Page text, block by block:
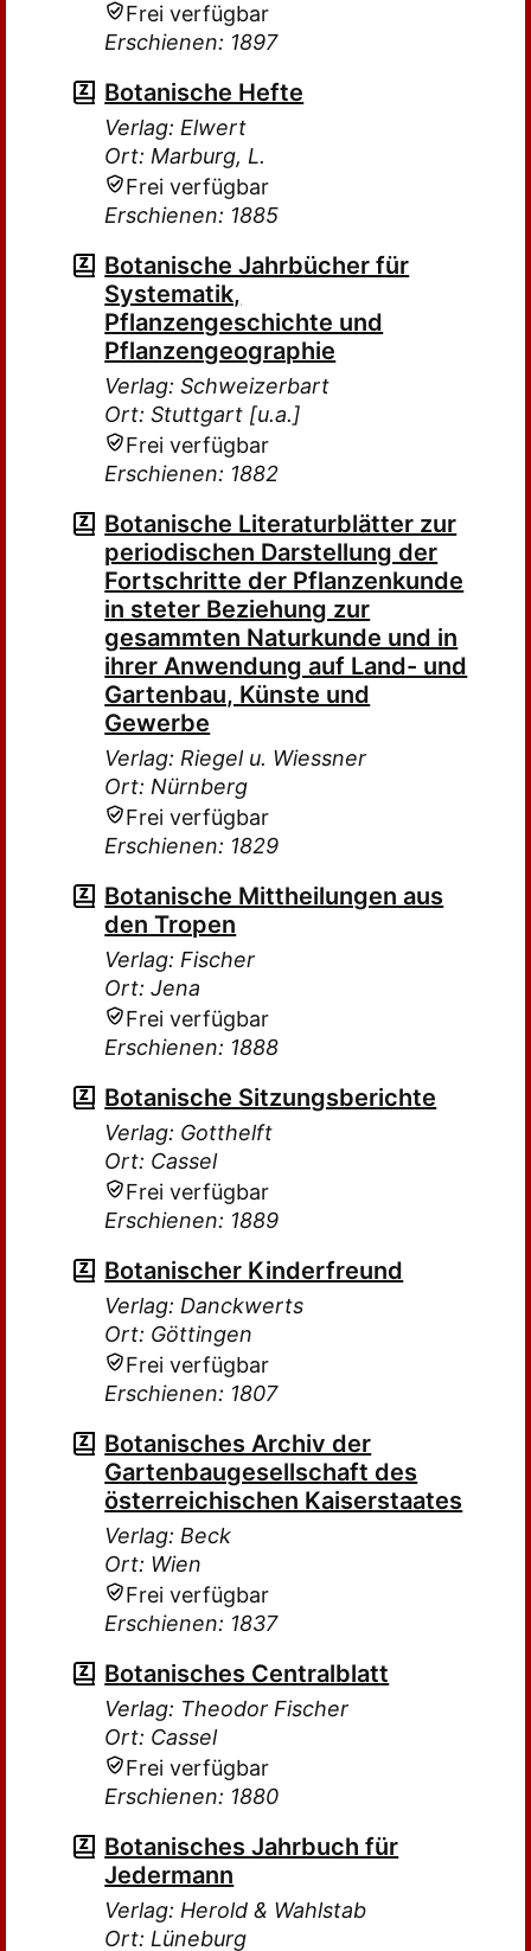
Frei verfügbar
Erschienen: 1897
Botanische Hefte
Verlag: Elwert
Ort: Marburg, L.
Frei verfügbar
Erschienen: 1885
Botanische Jahrbücher für
Systematik,
Pflanzengeschichte und
Pflanzengeographie
Verlag: Schweizerbart
Ort: Stuttgart [u.a.]
Frei verfügbar
Erschienen: 1882
Botanische Literaturblätter zur
periodischen Darstellung der
Fortschritte der Pflanzenkunde
in steter Beziehung zur
gesammten Naturkunde und in
ihrer Anwendung auf Land- und
Gartenbau, Künste und
Gewerbe
Verlag: Riegel u. Wiessner
Ort: Nürnberg
Frei verfügbar
Erschienen: 1829
Botanische Mittheilungen aus
den Tropen
Verlag: Fischer
Ort: Jena
Frei verfügbar
Erschienen: 1888
Botanische Sitzungsberichte
Verlag: Gotthelft
Ort: Cassel
Frei verfügbar
Erschienen: 1889
Botanischer Kinderfreund
Verlag: Danckwerts
Ort: Göttingen
Frei verfügbar
Erschienen: 1807
Botanisches Archiv der
Gartenbaugesellschaft des
österreichischen Kaiserstaates
Verlag: Beck
Ort: Wien
Frei verfügbar
Erschienen: 1837
Botanisches Centralblatt
Verlag: Theodor Fischer
Ort: Cassel
Frei verfügbar
Erschienen: 1880
Botanisches Jahrbuch für
Jedermann
Verlag: Herold & Wahlstab
Ort: Lüneburg